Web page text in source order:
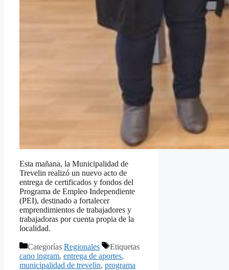
Esta mañana, la Municipalidad de
Trevelin realizó un nuevo acto de
entrega de certificados y fondos del
Programa de Empleo Independiente
(PEI), destinado a fortalecer
emprendimientos de trabajadores y
trabajadoras por cuenta propia de la
localidad.
Categorías Regionales
Etiquetas
cano ingram, entrega de aportes,
municipalidad de trevelin, programa